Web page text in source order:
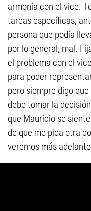
armonía con el vice.
tareas específicas,
persona que podía
por lo general, mal.
el problema con el
para poder
pero siempre digo
debe tomar la
que Mauricio se
de que me pida otra
veremos más